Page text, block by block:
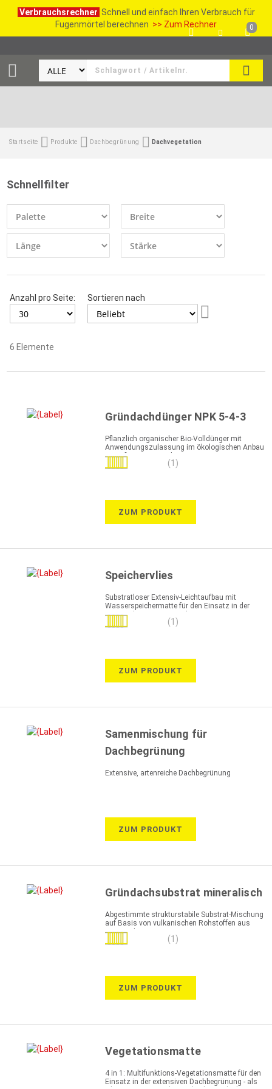
Verbrauchsrechner Schnell und einfach Ihren Verbrauch für
Fugenmörtel berechnen >> Zum Rechner
SUCHE
0
Startseite Produkte Dachbegrünung Dachvegetation
Schnellfilter
Anzahl pro Seite:
Sortieren nach
6 Elemente
Gründachdünger NPK 5-4-3
Pflanzlich organischer Bio-Volldünger mit
Anwendungszulassung im ökologischen Anbau
gemäß EU-Bioverordnung 834/2007
Bewertung: (1)
ZUM PRODUKT
Speichervlies
Substratloser Extensiv-Leichtaufbau mit
Wasserspeichermatte für den Einsatz in der
Extensivbegrünung/ Dachvegetation
Bewertung: (1)
ZUM PRODUKT
Samenmischung für
Dachbegrünung
Extensive, artenreiche Dachbegrünung
ZUM PRODUKT
Gründachsubstrat mineralisch
Abgestimmte strukturstabile Substrat-Mischung
auf Basis von vulkanischen Rohstoffen aus
Lava und Bims
Bewertung: (1)
ZUM PRODUKT
Vegetationsmatte
4 in 1: Multifunktions-Vegetationsmatte für den
Einsatz in der extensiven Dachbegrünung - als